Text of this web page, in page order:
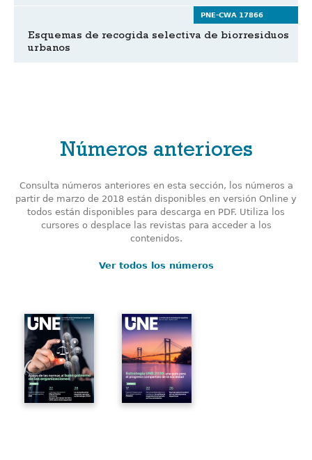
PNE-CWA 17866
Esquemas de recogida selectiva de biorresiduos
urbanos
Números anteriores
Consulta números anteriores en esta sección, los números a
partir de marzo de 2018 están disponibles en versión Online y
todos están disponibles para descarga en PDF. Utiliza los
cursores o desplace las revistas para acceder a los
contenidos.
Ver todos los números